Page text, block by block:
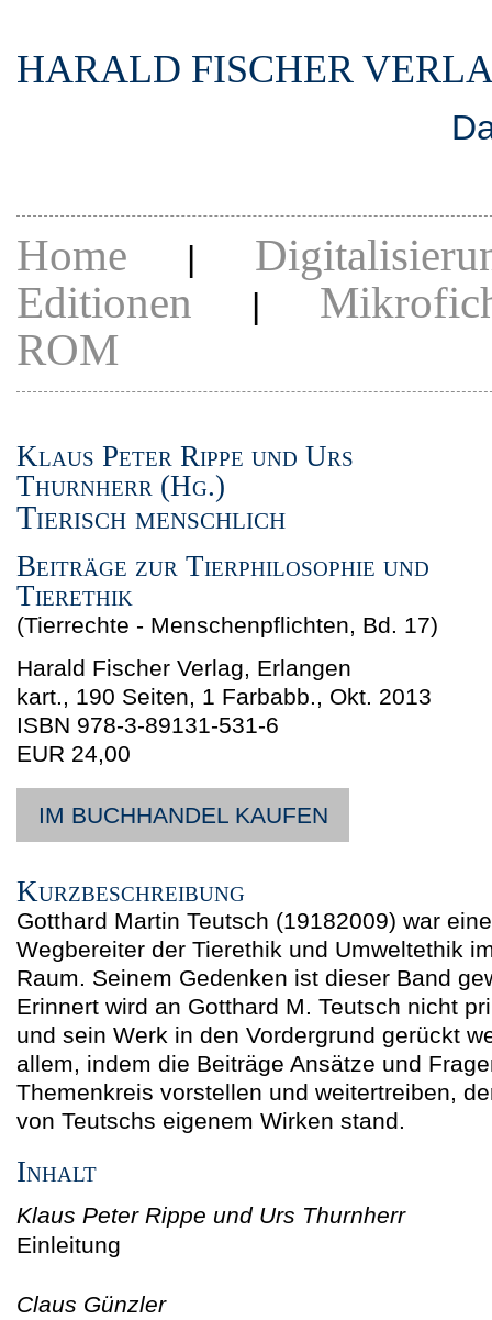
HARALD FISCHER
Home |
Editionen |
ROM
Klaus Peter Rippe und Urs
Thurnherr (Hg.)
Tierisch menschlich
Beiträge zur Tierphilosophie und
Tierethik
(Tierrechte - Menschenpflichten, Bd. 17)
Harald Fischer Verlag, Erlangen
kart., 190 Seiten, 1 Farbabb., Okt. 2013
ISBN 978-3-89131-531-6
EUR 24,00
IM BUCHHANDEL KAUFEN
Kurzbeschreibung
Gotthard Martin Teutsch (19182009) war
Wegbereiter der Tierethik und Umweltethik
Raum. Seinem Gedenken ist dieser Band
Erinnert wird an Gotthard M. Teutsch nicht
und sein Werk in den Vordergrund gerückt
allem, indem die Beiträge Ansätze und
Themenkreis vorstellen und weitertreiben,
von Teutschs eigenem Wirken stand.
Inhalt
Klaus Peter Rippe und Urs Thurnherr
Einleitung
Claus Günzler